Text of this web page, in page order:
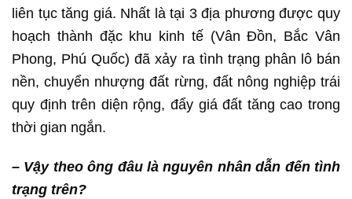
liên tục tăng giá. Nhất là tại 3 địa phương được quy
hoạch thành đặc khu kinh tế (Vân Đồn, Bắc Vân
Phong, Phú Quốc) đã xảy ra tình trạng phân lô bán
nền, chuyển nhượng đất rừng, đất nông nghiệp trái
quy định trên diện rộng, đẩy giá đất tăng cao trong
thời gian ngắn.
– Vậy theo ông đâu là nguyên nhân dẫn đến tình
trạng trên?